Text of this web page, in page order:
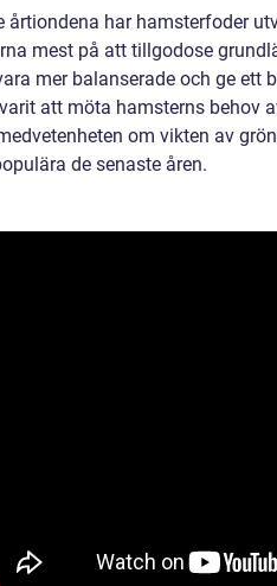
årtiondena har hamsterfoder
mest på att tillgodose
mer balanserade och ge ett
att möta hamsterns behov
om vikten av
de senaste åren.